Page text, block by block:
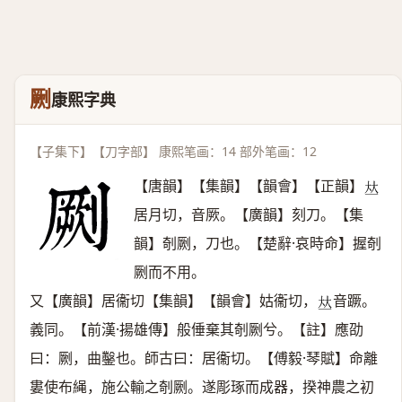
劂 康熙字典
【子集下】【刀字部】 康熙笔画：14 部外笔画：12
【唐韻】【集韻】【韻會】【正韻】 𠀤
居月切，音厥。【廣韻】刻刀。【集
韻】剞劂，刀也。【楚辭·哀時命】握剞
劂而不用。
又【廣韻】居衞切【集韻】【韻會】姑衞切， 𠀤音蹶。
義同。【前漢·揚雄傳】般倕棄其剞劂兮。【註】應劭
曰：劂，曲鑿也。師古曰：居衞切。【傅毅·琴賦】命離
婁使布䋲，施公輸之剞劂。遂彫琢而成器，揆神農之初